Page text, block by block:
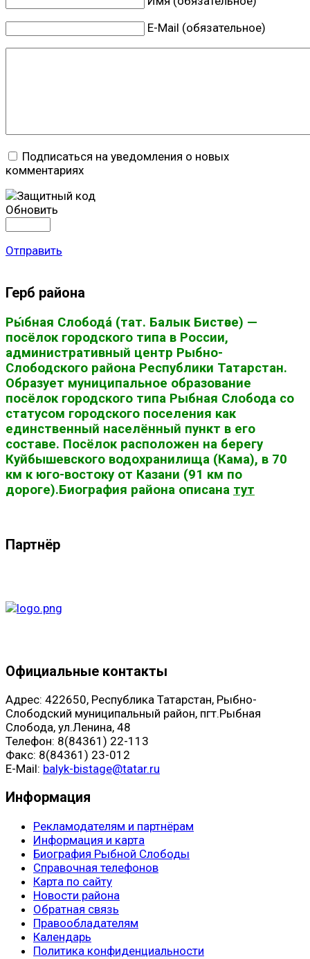
E-Mail (обязательное)
Подписаться на уведомления о новых
комментариях
Обновить
Отправить
Герб района
Ры́бная Слобода́ (тат. Балык Бистәсе) —
посёлок городского типа в России,
административный центр Рыбно-
Слободского района Республики Татарстан.
Образует муниципальное образование
посёлок городского типа Рыбная Слобода со
статусом городского поселения как
единственный населённый пункт в его
составе. Посёлок расположен на берегу
Куйбышевского водохранилища (Кама), в 70
км к юго-востоку от Казани (91 км по
дороге).Биография района описана тут
Партнёр
Официальные контакты
Адрес: 422650, Республика Татарстан, Рыбно-
Слободский муниципальный район, пгт.Рыбная
Слобода, ул.Ленина, 48
Телефон: 8(84361) 22-113
Факс: 8(84361) 23-012
E-Mail: balyk-bistage@tatar.ru
Информация
Рекламодателям и партнёрам
Информация и карта
Биография Рыбной Слободы
Справочная телефонов
Карта по сайту
Новости района
Обратная связь
Правообладателям
Календарь
Политика конфиденциальности